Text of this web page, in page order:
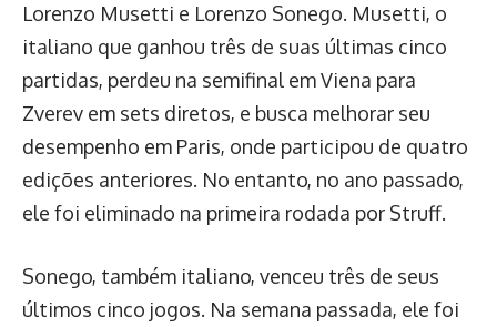
Lorenzo Musetti e Lorenzo Sonego. Musetti, o
italiano que ganhou três de suas últimas cinco
partidas, perdeu na semifinal em Viena para
Zverev em sets diretos, e busca melhorar seu
desempenho em Paris, onde participou de quatro
edições anteriores. No entanto, no ano passado,
ele foi eliminado na primeira rodada por Struff.
Sonego, também italiano, venceu três de seus
últimos cinco jogos. Na semana passada, ele foi